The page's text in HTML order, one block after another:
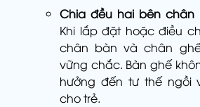
Chia đều hai bên
Khi lắp đặt hoặc điều
chân bàn và chân
vững chắc. Bàn ghế
hưởng đến tư thế ngồi
cho trẻ.